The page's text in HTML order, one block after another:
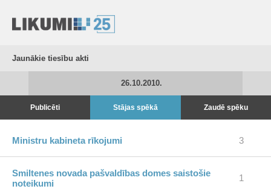
Jaunākie tiesību akti
26.10.2010.
Publicēti Stājas spēkā Zaudē spēku
Ministru kabineta rīkojumi 3
Smiltenes novada pašvaldības domes saistošie
noteikumi
1